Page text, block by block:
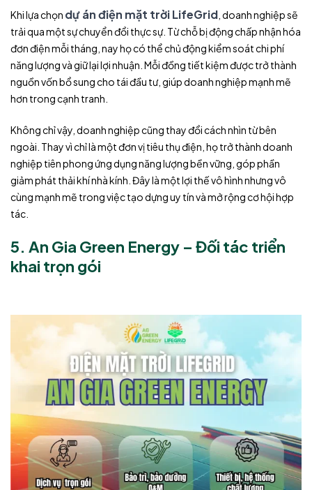
Khi lựa chọn dự án điện mặt trời LifeGrid , doanh nghiệp sẽ
trải qua một sự chuyển đổi thực sự. Từ chỗ bị động chấp nhận hóa
đơn điện mỗi tháng, nay họ có thể chủ động kiểm soát chi phí
năng lượng và giữ lại lợi nhuận. Mỗi đồng tiết kiệm được trở thành
nguồn vốn bổ sung cho tái đầu tư, giúp doanh nghiệp mạnh mẽ
hơn trong cạnh tranh.
Không chỉ vậy, doanh nghiệp cũng thay đổi cách nhìn từ bên
ngoài. Thay vì chỉ là một đơn vị tiêu thụ điện, họ trở thành doanh
nghiệp tiên phong ứng dụng năng lượng bền vững, góp phần
giảm phát thải khí nhà kính. Đây là một lợi thế vô hình nhưng vô
cùng mạnh mẽ trong việc tạo dựng uy tín và mở rộng cơ hội hợp
tác.
5. An Gia Green Energy – Đối tác triển
khai trọn gói